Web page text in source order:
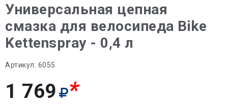
Универсальная цепная
смазка для велосипеда Bike
Kettenspray - 0,4 л
Артикул: 6055
1 769 *